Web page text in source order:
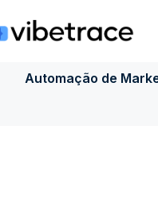
Automação de